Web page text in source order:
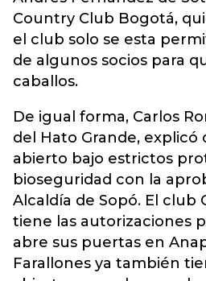
Country Club Bogotá,
el club solo se esta
de algunos socios para
caballos.
De igual forma, Carlos
del Hato Grande, explicó
abierto bajo estrictos
bioseguridad con la
Alcaldía de Sopó. El club
tiene las autorizaciones
abre sus puertas en
Farallones ya también